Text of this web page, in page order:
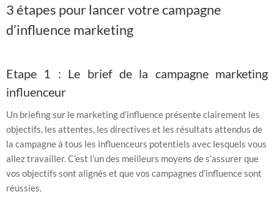
3 étapes pour lancer votre campagne
d’influence marketing
Etape 1 : Le brief de la campagne marketing
influenceur
Un briefing sur le marketing d’influence présente clairement les
objectifs, les attentes, les directives et les résultats attendus de
la campagne à tous les influenceurs potentiels avec lesquels vous
allez travailler. C’est l’un des meilleurs moyens de s’assurer que
vos objectifs sont alignés et que vos campagnes d’influence sont
réussies.